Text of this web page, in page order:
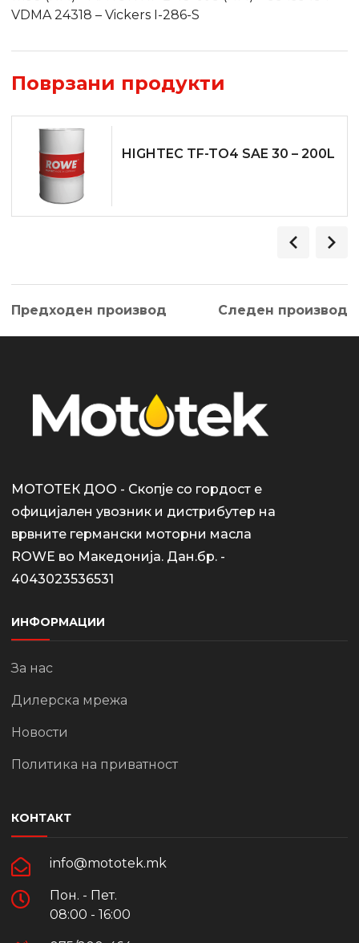
VDMA 24318 – Vickers I-286-S
Поврзани продукти
HIGHTEC TF-TO4 SAE 30 – 200L
Предходен производ Следен производ
МОТОТЕК ДОО - Скопје со гордост е
официјален увозник и дистрибутер на
врвните германски моторни масла
ROWE во Македонија. Дан.бр. -
4043023536531
ИНФОРМАЦИИ
За нас
Дилерска мрежа
Новости
Политика на приватност
КОНТАКТ
info@mototek.mk
Пон. - Пет.
08:00 - 16:00